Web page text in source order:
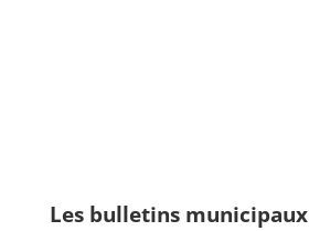
Les bulletins municipaux